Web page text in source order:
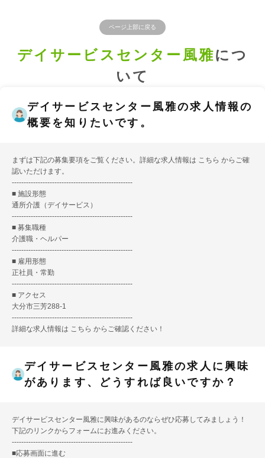
ページ上部に戻る
デイサービスセンター風雅につ
いて
デイサービスセンター風雅の求人情報の
概要を知りたいです。
まずは下記の募集要項をご覧ください。詳細な求人情報は こちら からご確
認いただけます。
---------------------------------------------------
■ 施設形態
通所介護（デイサービス）
---------------------------------------------------
■ 募集職種
介護職・ヘルパー
---------------------------------------------------
■ 雇用形態
正社員・常勤
---------------------------------------------------
■ アクセス
大分市三芳288-1
---------------------------------------------------
詳細な求人情報は こちら からご確認ください！
デイサービスセンター風雅の求人に興味
があります、どうすれば良いですか？
デイサービスセンター風雅に興味があるのならぜひ応募してみましょう！
下記のリンクからフォームにお進みください。
---------------------------------------------------
■応募画面に進む